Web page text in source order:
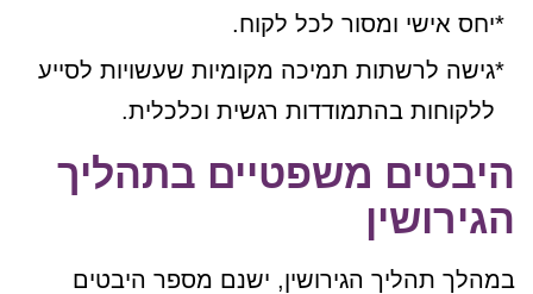
יחס אישי ומסור לכל לקוח.
גישה לרשתות תמיכה מקומיות שעשויות לסייע
ללקוחות בהתמודדות רגשית וכלכלית.
היבטים משפטיים בתהליך
הגירושין
במהלך תהליך הגירושין, ישנם מספר היבטים